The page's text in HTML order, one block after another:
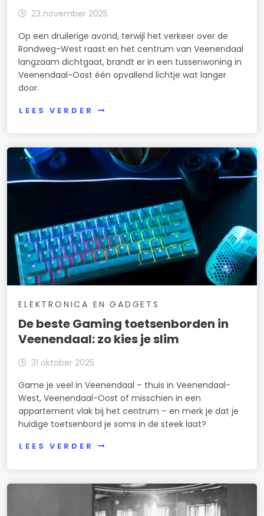
23 november 2025
Op een druilerige avond, terwijl het verkeer over de
Rondweg-West raast en het centrum van Veenendaal
langzaam dichtgaat, brandt er in een tussenwoning in
Veenendaal-Oost één opvallend lichtje wat langer
door.
LEES VERDER
ELEKTRONICA EN GADGETS
De beste Gaming toetsenborden in
Veenendaal: zo kies je slim
31 oktober 2025
Game je veel in Veenendaal – thuis in Veenendaal-
West, Veenendaal-Oost of misschien in een
appartement vlak bij het centrum – en merk je dat je
huidige toetsenbord je soms in de steek laat?
LEES VERDER